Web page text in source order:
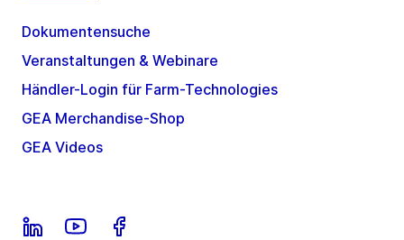
Dokumentensuche
Veranstaltungen & Webinare
Händler-Login für Farm-Technologies
GEA Merchandise-Shop
GEA Videos